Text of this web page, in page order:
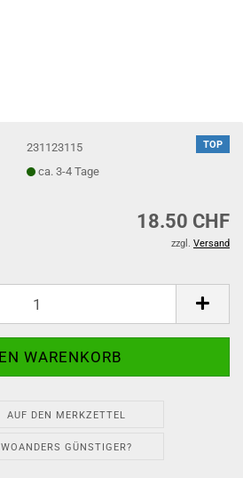
TOP
231123115
ca. 3-4 Tage
18.50 CHF
zzgl. Versand
AUF DEN MERKZETTEL
WOANDERS GÜNSTIGER?